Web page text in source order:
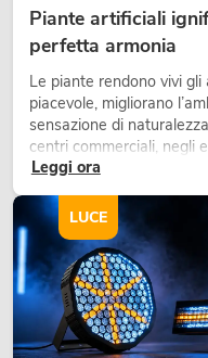
Piante artificiali
perfetta armonia
Le piante rendono vivi gli
piacevole, migliorano
sensazione di
centri commerciali, negli
fieristici, una
integrante dei moderni
Leggi ora
LUCE